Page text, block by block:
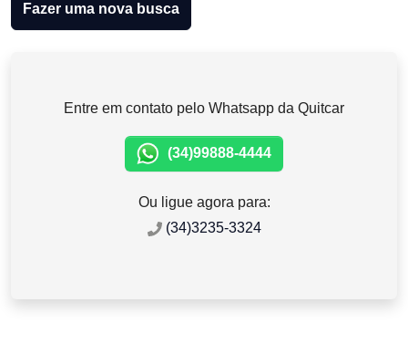
Fazer uma nova busca
Entre em contato pelo Whatsapp da Quitcar
(34)99888-4444
Ou ligue agora para:
(34)3235-3324